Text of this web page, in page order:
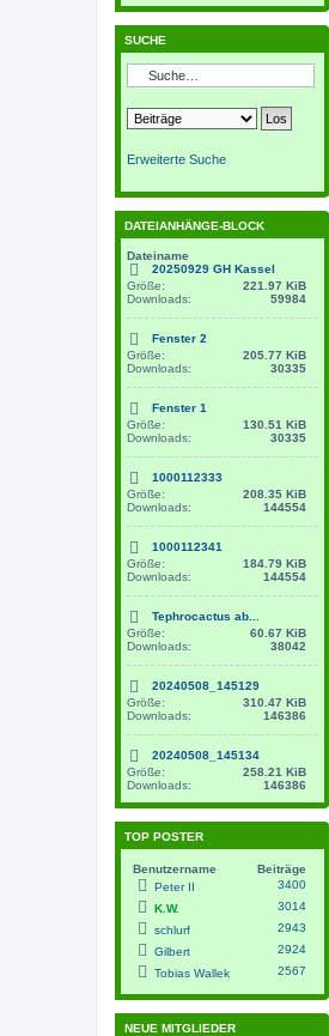
SUCHE
Erweiterte Suche
DATEIANHÄNGE-BLOCK
Dateiname
20250929 GH Kassel
Größe:
221.97 KiB
Downloads:
59984
Fenster 2
Größe:
205.77 KiB
Downloads:
30335
Fenster 1
Größe:
130.51 KiB
Downloads:
30335
1000112333
Größe:
208.35 KiB
Downloads:
144554
1000112341
Größe:
184.79 KiB
Downloads:
144554
Tephrocactus ab...
Größe:
60.67 KiB
Downloads:
38042
20240508_145129
Größe:
310.47 KiB
Downloads:
146386
20240508_145134
Größe:
258.21 KiB
Downloads:
146386
TOP POSTER
Benutzername
Beiträge
Peter II
3400
K.W.
3014
schlurf
2943
Gilbert
2924
Tobias Wallek
2567
NEUE MITGLIEDER